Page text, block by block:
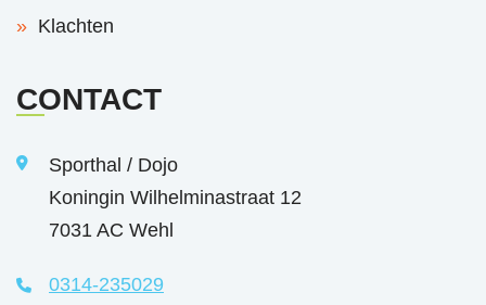
Klachten
CONTACT
Sporthal / Dojo
Koningin Wilhelminastraat 12
7031 AC Wehl
0314-235029